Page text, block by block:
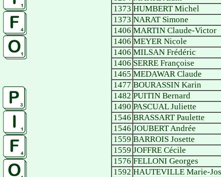
1373 HUMBERT Michel
1373 NARAT Simone
1406 MARTIN Claude-Victor
1406 MEYER Nicole
1406 MILSAN Frédéric
1406 SERRE Françoise
1465 MEDAWAR Claude
1477 BOURASSIN Karin
1482 PUITIN Bernard
1490 PASCUAL Juliette
1546 BRASSART Paulette
1546 JOUBERT Andrée
1559 BARROIS Josette
1559 JOFFRE Cécile
1576 FELLONI Georges
1592 HAUTEVILLE Marie-